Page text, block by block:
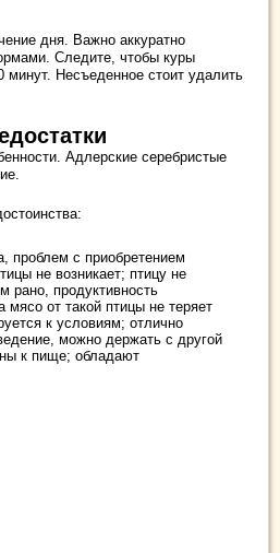
дня. Важно аккуратно
Следите, чтобы куры
минут. Несъеденное стоит удалить
Адлерские серебристые
проблем с приобретением
не возникает; птицу не
рано, продуктивность
мясо от такой птицы не теряет
к условиям; отлично
можно держать с другой
к пище; обладают